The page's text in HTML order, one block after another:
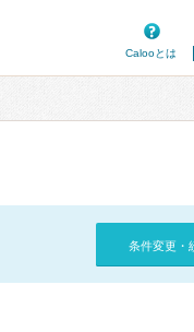
Calooとは
条件変更・